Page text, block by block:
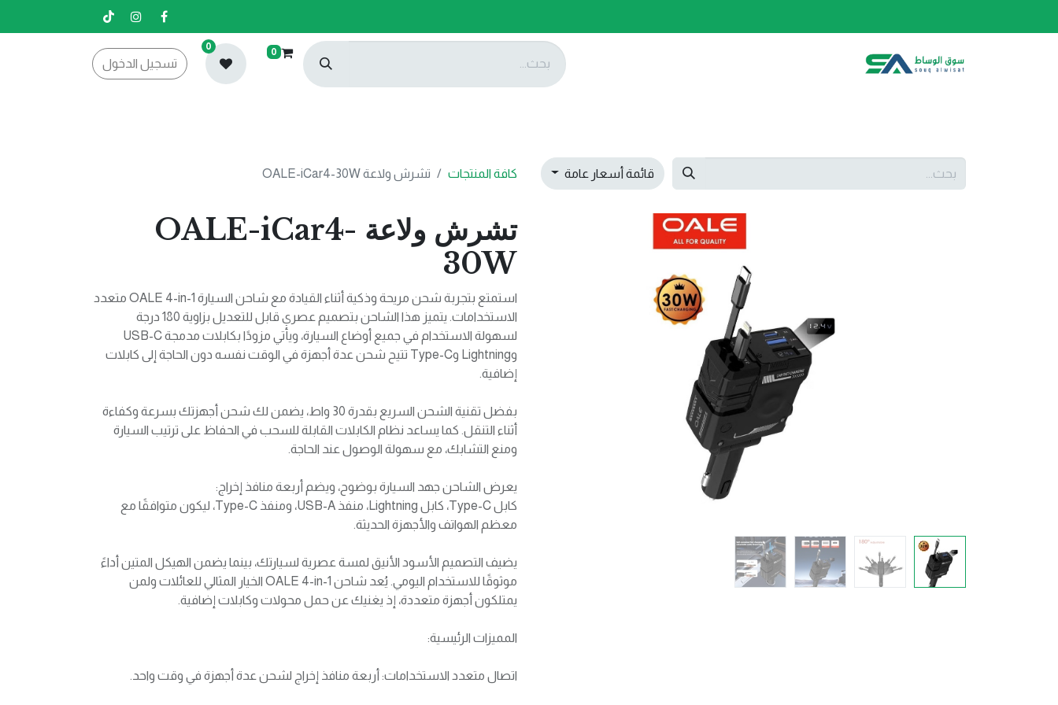
0
0
تسجيل الدخول
قائمة أسعار عامة كافة المنتجات تشرش ولاعة OALE-iCar4-30W
تشرش ولاعة OALE-iCar4-
30W
استمتع بتجربة شحن مريحة وذكية أثناء القيادة مع شاحن السيارة OALE 4-in-1 متعدد
الاستخدامات. يتميز هذا الشاحن بتصميم عصري قابل للتعديل بزاوية 180 درجة
لسهولة الاستخدام في جميع أوضاع السيارة، ويأتي مزودًا بكابلات مدمجة USB-C
وLightning وType-C تتيح شحن عدة أجهزة في الوقت نفسه دون الحاجة إلى كابلات
إضافية.
بفضل تقنية الشحن السريع بقدرة 30 واط، يضمن لك شحن أجهزتك بسرعة وكفاءة
أثناء التنقل. كما يساعد نظام الكابلات القابلة للسحب في الحفاظ على ترتيب السيارة
ومنع التشابك، مع سهولة الوصول عند الحاجة.
يعرض الشاحن جهد السيارة بوضوح، ويضم أربعة منافذ إخراج:
كابل Type-C، كابل Lightning، منفذ USB-A، ومنفذ Type-C، ليكون متوافقًا مع
معظم الهواتف والأجهزة الحديثة.
يضيف التصميم الأسود الأنيق لمسة عصرية لسيارتك، بينما يضمن الهيكل المتين أداءً
موثوقًا للاستخدام اليومي. يُعد شاحن OALE 4-in-1 الخيار المثالي للعائلات ولمن
يمتلكون أجهزة متعددة، إذ يغنيك عن حمل محولات وكابلات إضافية.
المميزات الرئيسية:
اتصال متعدد الاستخدامات: أربعة منافذ إخراج لشحن عدة أجهزة في وقت واحد.